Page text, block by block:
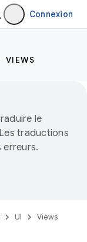
Connexion
VIEWS
le
traductions
erreurs.
UI Views